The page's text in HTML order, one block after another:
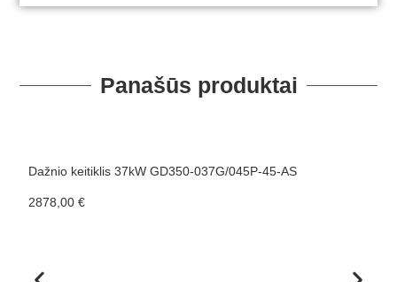
Panašūs produktai
Dažnio keitiklis 37kW GD350-037G/045P-45-AS
2878,00€